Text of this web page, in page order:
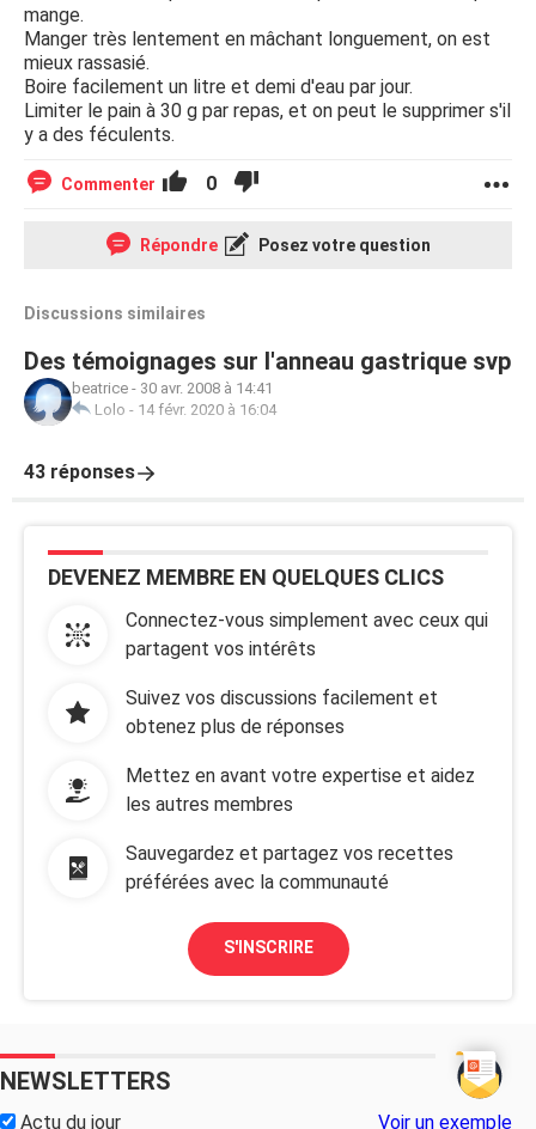
mange.
Manger très lentement en mâchant longuement, on est
mieux rassasié.
Boire facilement un litre et demi d'eau par jour.
Limiter le pain à 30 g par repas, et on peut le supprimer s'il
y a des féculents.
Commenter 0
Répondre Posez votre question
Discussions similaires
Des témoignages sur l'anneau gastrique svp
beatrice - 30 avr. 2008 à 14:41
Lolo - 14 févr. 2020 à 16:04
43 réponses
DEVENEZ MEMBRE EN QUELQUES CLICS
Connectez-vous simplement avec ceux qui
partagent vos intérêts
Suivez vos discussions facilement et
obtenez plus de réponses
Mettez en avant votre expertise et aidez
les autres membres
Sauvegardez et partagez vos recettes
préférées avec la communauté
S'INSCRIRE
NEWSLETTERS
Actu du jour Voir un exemple